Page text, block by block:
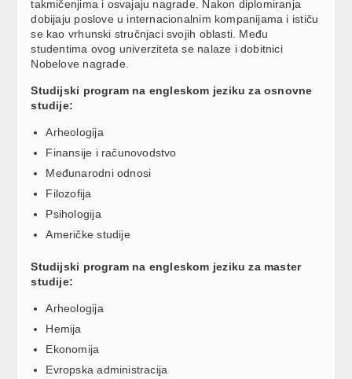
takmičenjima i osvajaju nagrade. Nakon diplomiranja
dobijaju poslove u internacionalnim kompanijama i ističu
se kao vrhunski stručnjaci svojih oblasti. Među
studentima ovog univerziteta se nalaze i dobitnici
Nobelove nagrade.
Studijski program na engleskom jeziku za osnovne
studije:
Arheologija
Finansije i računovodstvo
Međunarodni odnosi
Filozofija
Psihologija
Američke studije
Studijski program na engleskom jeziku za master
studije:
Arheologija
Hemija
Ekonomija
Evropska administracija